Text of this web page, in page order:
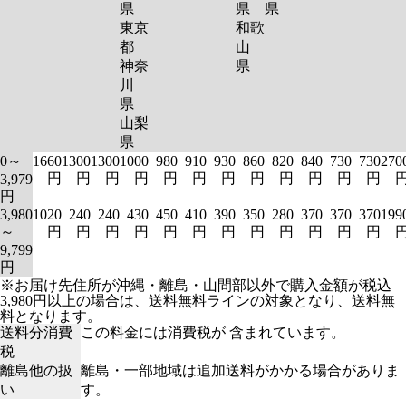
県
東京
都
神奈
川
県
山梨
県
県
和歌
山
県
県
0～
3,979
円
1660
円
1300
円
1300
円
1000
円
980
円
910
円
930
円
860
円
820
円
840
円
730
円
730
円
3,980
～
9,799
円
1020
円
240
円
240
円
430
円
450
円
410
円
390
円
350
円
280
円
370
円
370
円
370
円
※お届け先住所が沖縄・離島・山間部以外で購入金額が税込
3,980円以上の場合は、送料無料ラインの対象となり、送料無
料となります。
送料分消費
税
この料金には消費税が 含まれています。
離島他の扱
い
離島・一部地域は追加送料がかかる場合がありま
す。